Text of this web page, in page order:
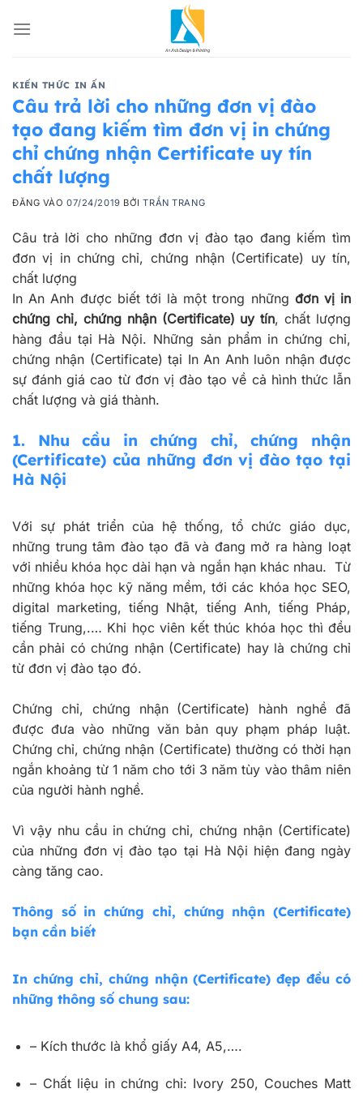
qua
KIẾN THỨC IN ẤN
Câu trả lời cho những đơn vị đào
tạo đang kiếm tìm đơn vị in chứng
chỉ chứng nhận Certificate uy tín
chất lượng
ĐĂNG VÀO07/24/2019 BỞITRẦN TRANG
Câu trả lời cho những đơn vị đào tạo đang kiếm tìm
đơn vị in chứng chỉ, chứng nhận (Certificate) uy tín,
chất lượng
In An Anh được biết tới là một trong những đơn vị in
chứng chỉ, chứng nhận (Certificate) uy tín, chất lượng
hàng đầu tại Hà Nội. Những sản phẩm in chứng chỉ,
chứng nhận (Certificate) tại In An Anh luôn nhận được
sự đánh giá cao từ đơn vị đào tạo về cả hình thức lẫn
chất lượng và giá thành.
1.
Nhu cầu in chứng chỉ, chứng nhận
(Certificate) của những đơn vị đào tạo tại
Hà Nội
Với sự phát triển của hệ thống, tổ chức giáo dục,
những trung tâm đào tạo đã và đang mở ra hàng loạt
với nhiều khóa học dài hạn và ngắn hạn khác nhau. Từ
những khóa học kỹ năng mềm, tới các khóa học SEO,
digital marketing, tiếng Nhật, tiếng Anh, tiếng Pháp,
tiếng Trung,.… Khi học viên kết thúc khóa học thì đều
cần phải có chứng nhận (Certificate) hay là chứng chỉ
từ đơn vị đào tạo đó.
Chứng chỉ, chứng nhận (Certificate) hành nghề đã
được đưa vào những văn bản quy phạm pháp luật.
Chứng chỉ, chứng nhận (Certificate) thường có thời hạn
ngắn khoảng từ 1 năm cho tới 3 năm tùy vào thâm niên
của người hành nghề.
Vì vậy nhu cầu in chứng chỉ, chứng nhận (Certificate)
của những đơn vị đào tạo tại Hà Nội hiện đang ngày
càng tăng cao.
Thông số in chứng chỉ, chứng nhận (Certificate)
bạn cần biết
In chứng chỉ, chứng nhận (Certificate) đẹp đều có
những thông số chung sau:
– Kích thước là khổ giấy A4, A5,….
– Chất liệu in chứng chỉ: Ivory 250, Couches Matt